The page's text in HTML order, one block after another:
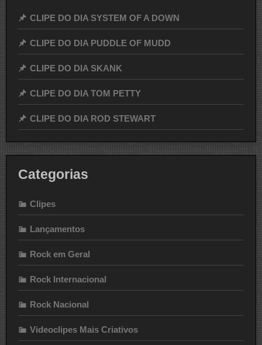
CLIPE DO DIA SYSTEM OF A DOWN
CLIPE DO DIA PUDDLE OF MUDD
CLIPE DO DIA SKANK
CLIPE DO DIA TOM PETTY
CLIPE DO DIA ROD STEWART
Categorias
Clipes
Lançamentos
Rock em Geral
Rock Internacional
Rock Nacional
Videoclipes Mais Criativos